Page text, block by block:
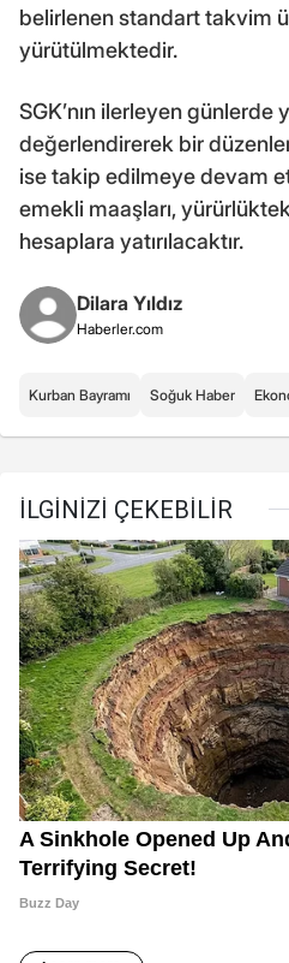
belirlenen standart takvim
yürütülmektedir.
SGK’nın ilerleyen günlerde
değerlendirerek bir
ise takip edilmeye devam
emekli maaşları,
hesaplara yatırılacaktır.
Dilara Yıldız
Haberler.com
Kurban Bayramı Soğuk Haber